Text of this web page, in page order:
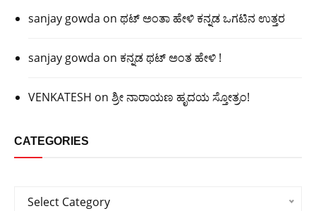
sanjay gowda on ಥಟ್ ಅಂತಾ ಹೇಳಿ ಕನ್ನಡ ಒಗಟಿನ ಉತ್ತರ
sanjay gowda on ಕನ್ನಡ ಥಟ್ ಅಂತ ಹೇಳಿ !
VENKATESH on ಶ್ರೀ ನಾರಾಯಣ ಹೃದಯ ಸ್ತೋತ್ರಂ!
CATEGORIES
Categories
Select Category